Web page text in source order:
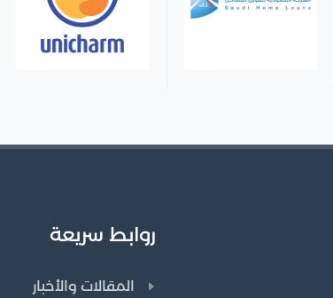
روابط سريعة
المقالات والأخبار